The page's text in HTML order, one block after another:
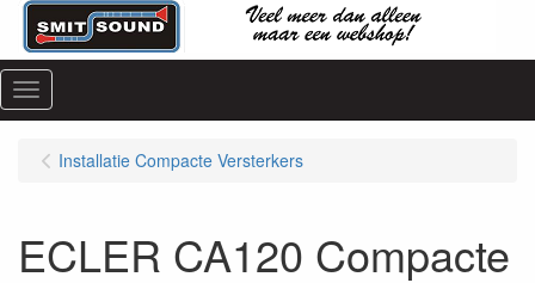
Menu
Installatie Compacte Versterkers
ECLER CA120 Compacte